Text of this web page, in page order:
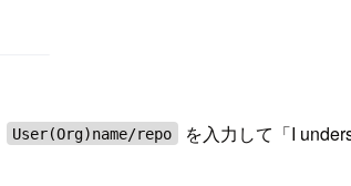
User(Org)name/repo
を入力して「I